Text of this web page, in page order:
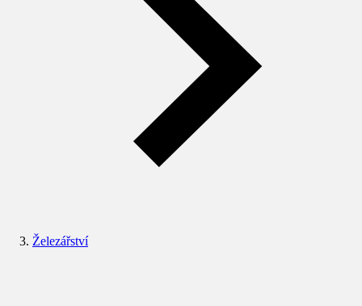
Železářství